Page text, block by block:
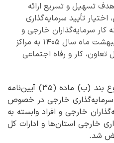
هدف تسهیل و تسریع ارائه
تأیید سرمایه‌گذاری
کار سرمایه‌گذاران خارجی و
افراد وابسته به آنان را از ۱۵ اردیبهشت ماه سال ۱۴۰۵ به مراکز
کار و رفاه اجتماعی
به گزارش شادا، اختیارات موضوع بند (ب) ماده (۳۵) آیین‌نامه
سرمایه‌گذاری خارجی در خصوص
خارجی و افراد وابسته به
خارجی استان‌ها و ادارات کل
شد.